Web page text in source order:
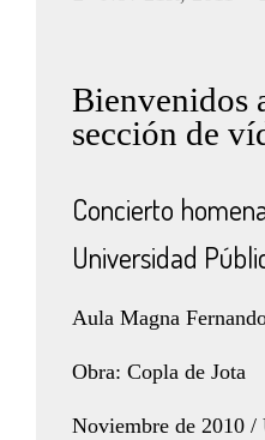
Bienvenidos
sección de
Concierto
Universidad
Aula Magna
Obra: Copla de Jota
Noviembre de 2010 /